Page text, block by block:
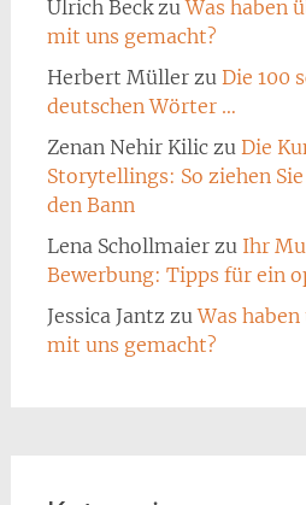
Ulrich BeckzuWas haben
mit uns gemacht?
Herbert Müllerzu Die 100
deutschen Wörter …
Zenan Nehir Kiliczu Die
Storytellings: So ziehen
den Bann
Lena Schollmaierzu Ihr
Bewerbung: Tipps für ein
Jessica Jantz zuWas
mit uns gemacht?